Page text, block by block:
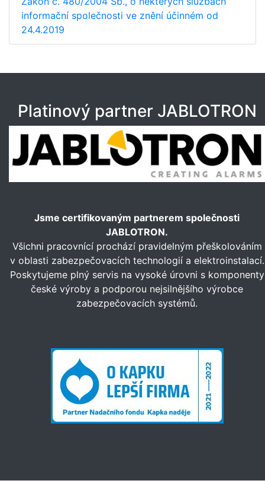
informační společnosti ve znění účinném od
24.4.2019
Platinový partner JABLOTRON
Jsme certifikovaným partnerem společnosti
JABLOTRON.
Všichni pracovnící prochází pravidelným přeškolováním
v oblasti zabezpečovacích technologií a elektroinstalací.
Poskytujeme plný servis na vysoké úrovni s komponenty
české výroby a podporou nejsilnějšího výrobce
zabezpečovacích systémů.